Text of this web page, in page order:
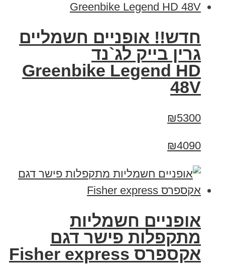
חדש!! אופניים חשמליים
גרין בייק לג`נד
Greenbike Legend HD
48V
₪5300
₪4090
אופניים חשמליות
מתקפלות פישר דגם
אקספרס Fisher express